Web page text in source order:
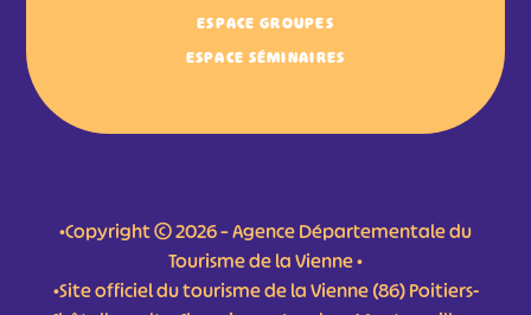
ESPACE GROUPES
ESPACE SÉMINAIRES
•Copyright © 2026 – Agence Départementale du
Tourisme de la Vienne •
•Site officiel du tourisme de la Vienne (86) Poitiers-